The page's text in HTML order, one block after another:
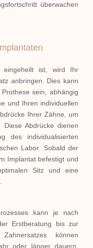
überwachen
eingeheilt ist, wird Ihr
anbringen. Dies kann
sein, abhängig
und Ihren individuellen
Ihrer Zähne, um
Diese Abdrücke dienen
des individualisierten
Labor. Sobald der
Implantat befestigt und
Sitz und eine
kann je nach
Erstberatung bis zur
können
oder länger dauern.